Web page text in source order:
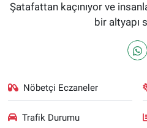
Şatafattan kaçınıyor ve
bir altyapı
Nöbetçi Eczaneler
Trafik Durumu